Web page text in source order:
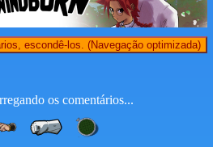
escondê-los. (Navegação optimizada)
os comentários...